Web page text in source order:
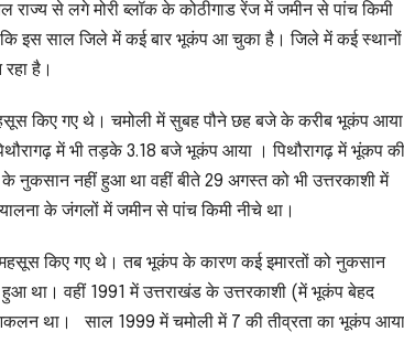
राज्य से लगे मोरी ब्लॉक के कोठीगाड रेंज में जमीन से पांच किमी
इस साल जिले में कई बार भूकंप आ चुका है। जिले में कई स्‍थानों
है।
किए गए थे। चमोली में सुबह पौने छह बजे के करीब भूकंप आया
में भी तड़के 3.18 बजे भूकंप आया । पिथौरागढ़ में भूंकप की
नुकसान नहीं हुआ था वहीं बीते 29 अगस्त को भी उत्तरकाशी में
के जंगलों में जमीन से पांच किमी नीचे था।
किए गए थे। तब भूकंप के कारण कई इमारतों को नुकसान
था। वहीं 1991 में उत्तराखंड के उत्तरकाशी (में भूकंप बेहद
था। साल 1999 में चमोली में 7 की तीव्रता का भूकंप आया